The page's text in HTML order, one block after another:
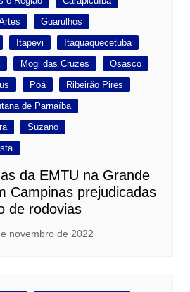
Guarulhos
Itapevi
Itaquaquecetuba
Mogi das Cruzes
Osasco
Poá
Ribeirão Pires
de Parnaíba
Suzano
da EMTU na Grande
Campinas prejudicadas
de rodovias
novembro de 2022